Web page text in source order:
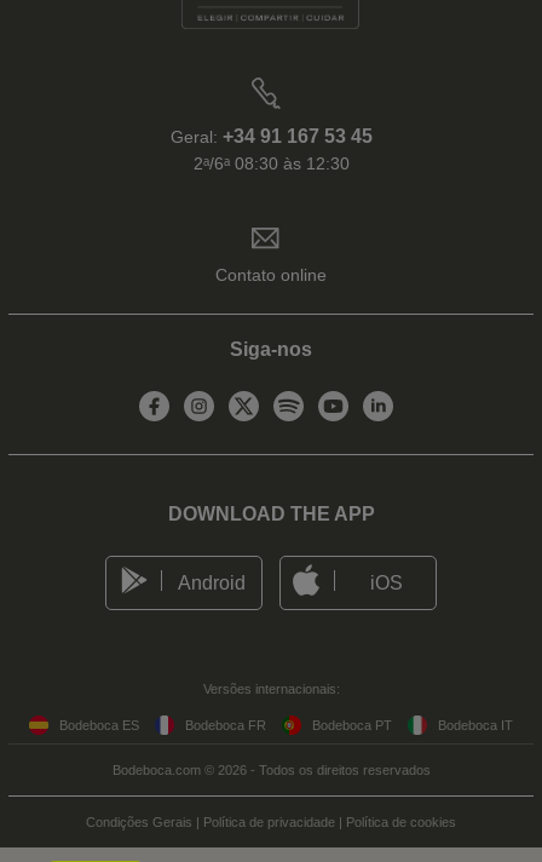
Geral: +34 91 167 53 45
2ᵃ/6ᵃ 08:30 às 12:30
Contato online
Siga-nos
DOWNLOAD THE APP
Android iOS
Versões internacionais:
Bodeboca ES Bodeboca FR Bodeboca PT Bodeboca IT
Bodeboca.com © 2026 - Todos os direitos reservados
Condições Gerais | Política de privacidade | Política de cookies